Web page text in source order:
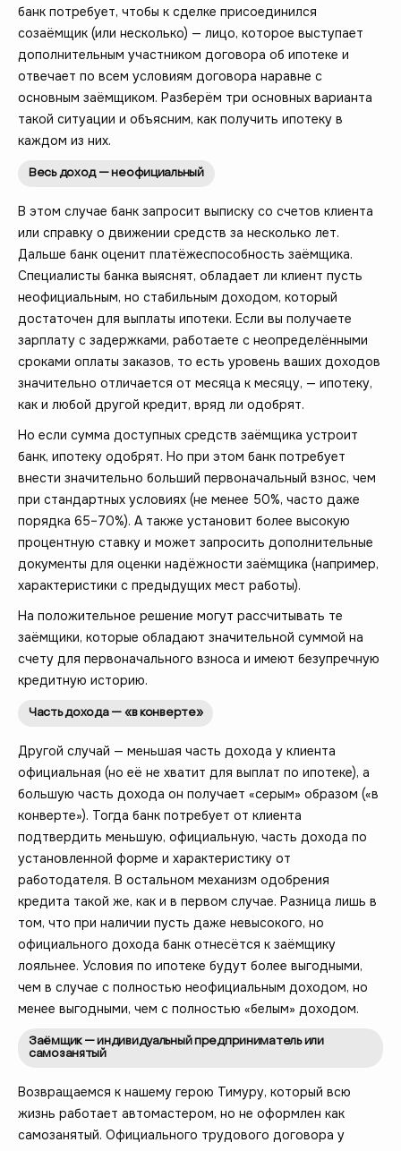
банк потребует, чтобы к сделке присоединился
созаёмщик (или несколько) — лицо, которое выступает
дополнительным участником договора об ипотеке и
отвечает по всем условиям договора наравне с
основным заёмщиком. Разберём три основных варианта
такой ситуации и объясним, как получить ипотеку в
каждом из них.
Весь доход — неофициальный
В этом случае банк запросит выписку со счетов клиента
или справку о движении средств за несколько лет.
Дальше банк оценит платёжеспособность заёмщика.
Специалисты банка выяснят, обладает ли клиент пусть
неофициальным, но стабильным доходом, который
достаточен для выплаты ипотеки. Если вы получаете
зарплату с задержками, работаете с неопределёнными
сроками оплаты заказов, то есть уровень ваших доходов
значительно отличается от месяца к месяцу, — ипотеку,
как и любой другой кредит, вряд ли одобрят.
Но если сумма доступных средств заёмщика устроит
банк, ипотеку одобрят. Но при этом банк потребует
внести значительно больший первоначальный взнос, чем
при стандартных условиях (не менее 50%, часто даже
порядка 65–70%). А также установит более высокую
процентную ставку и может запросить дополнительные
документы для оценки надёжности заёмщика (например,
характеристики с предыдущих мест работы).
На положительное решение могут рассчитывать те
заёмщики, которые обладают значительной суммой на
счету для первоначального взноса и имеют безупречную
кредитную историю.
Часть дохода — «в конверте»
Другой случай — меньшая часть дохода у клиента
официальная (но её не хватит для выплат по ипотеке), а
большую часть дохода он получает «‎серым»‎ образом («‎в
конверте»). Тогда банк потребует от клиента
подтвердить меньшую, официальную, часть дохода по
установленной форме и характеристику от
работодателя. В остальном механизм одобрения
кредита такой же, как и в первом случае. Разница лишь в
том, что при наличии пусть даже невысокого, но
официального дохода банк отнесётся к заёмщику
лояльнее. Условия по ипотеке будут более выгодными,
чем в случае с полностью неофициальным доходом, но
менее выгодными, чем с полностью «белым» доходом.
Заёмщик — индивидуальный предприниматель или
самозанятый
Возвращаемся к нашему герою Тимуру, который всю
жизнь работает автомастером, но не оформлен как
самозанятый. Официального трудового договора у